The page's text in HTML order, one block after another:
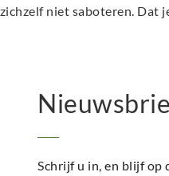
niet saboteren. Dat
Schrijf u in, en blijf op